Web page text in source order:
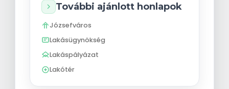
További ajánlott honlapok
Józsefváros
Lakásügynökség
Lakáspályázat
Lakótér